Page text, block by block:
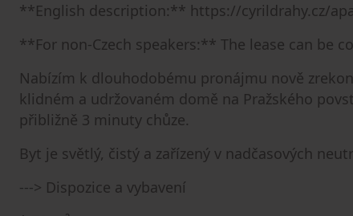
**English description:** https://cyrildrahy.cz/
**For non-Czech speakers:** The lease can be
Nabízím k dlouhodobému pronájmu nově
klidném a udržovaném domě na Pražského
přibližně 3 minuty chůze.
Byt je světlý, čistý a zařízený v nadčasových
---> Dispozice a vybavení